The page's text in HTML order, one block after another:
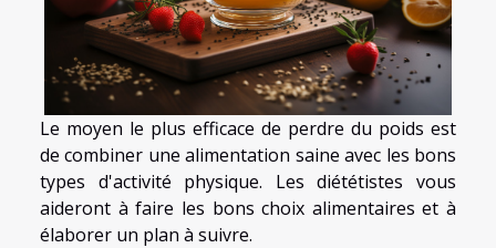
Le moyen le plus efficace de perdre du poids est
de combiner une alimentation saine avec les bons
types d'activité physique. Les diététistes vous
aideront à faire les bons choix alimentaires et à
élaborer un plan à suivre.